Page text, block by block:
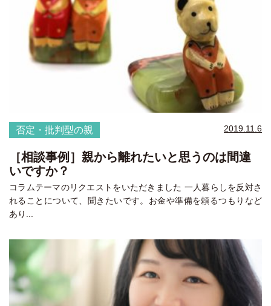
否定・批判型の親 2019.11.6
［相談事例］親から離れたいと思うのは間違
いですか？
コラムテーマのリクエストをいただきました 一人暮らしを反対さ
れることについて、聞きたいです。お金や準備を頼るつもりなど
あり...